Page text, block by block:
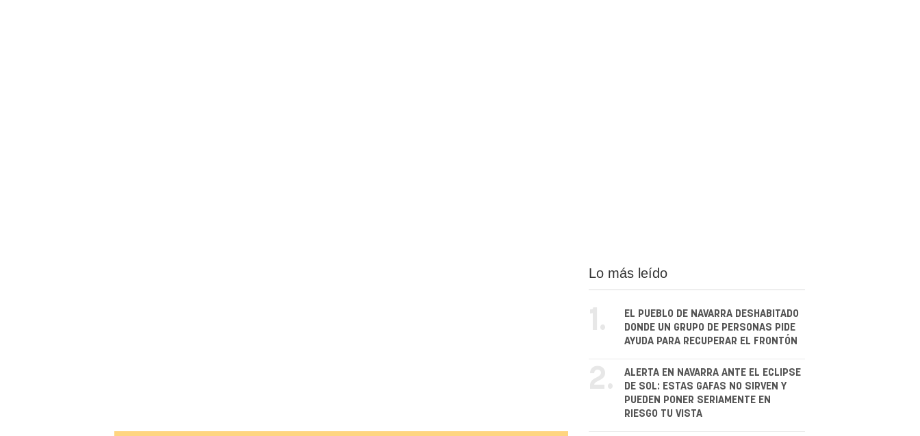
Lo más leído
1.
EL PUEBLO DE NAVARRA DESHABITADO
DONDE UN GRUPO DE PERSONAS PIDE
AYUDA PARA RECUPERAR EL FRONTÓN
2.
ALERTA EN NAVARRA ANTE EL ECLIPSE
DE SOL: ESTAS GAFAS NO SIRVEN Y
PUEDEN PONER SERIAMENTE EN
RIESGO TU VISTA